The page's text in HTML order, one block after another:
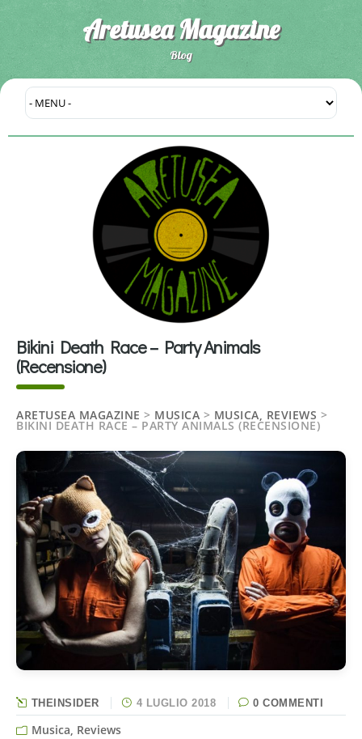
Aretusea Magazine
Blog
Bikini Death Race – Party Animals
(Recensione)
ARETUSEA MAGAZINE > MUSICA > MUSICA, REVIEWS >
BIKINI DEATH RACE – PARTY ANIMALS (RECENSIONE)
THEINSIDER 4 LUGLIO 2018 0 COMMENTI
Musica, Reviews